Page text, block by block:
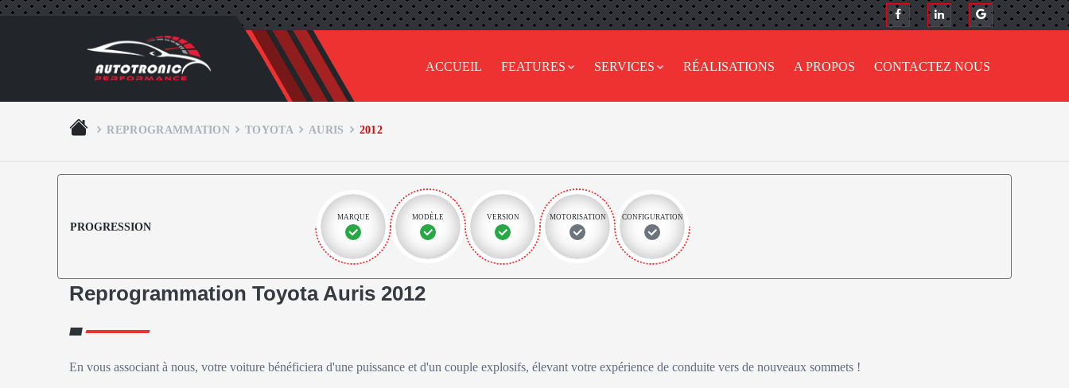
ACCUEIL FEATURES SERVICES RÉALISATIONS A PROPOS CONTACTEZ NOUS
REPROGRAMMATION TOYOTA AURIS 2012
PROGRESSION
MARQUE MODÈLE VERSION MOTORISATION CONFIGURATION
Reprogrammation Toyota Auris 2012
En vous associant à nous, votre voiture bénéficiera d'une puissance et d'un couple explosifs, élevant votre expérience de conduite vers de nouveaux sommets !